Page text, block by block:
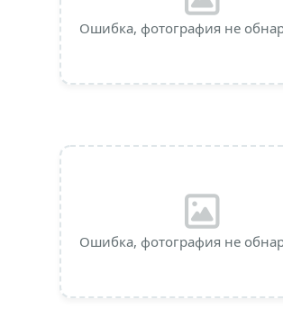
Ошибка, фотография не
Ошибка, фотография не